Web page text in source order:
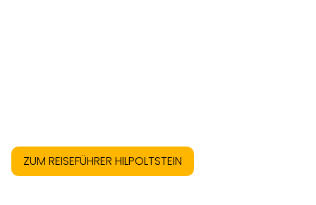
ZUM REISEFÜHRER HILPOLTSTEIN